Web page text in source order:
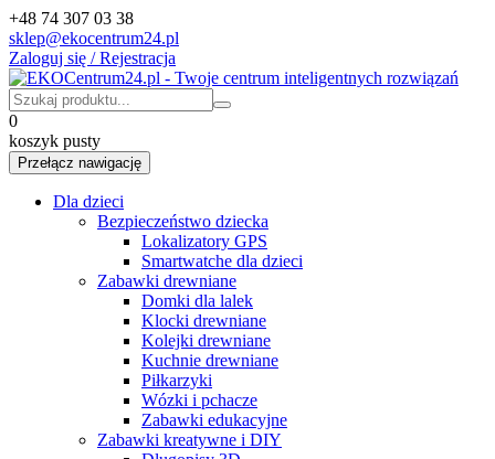
+48 74 307 03 38
sklep@ekocentrum24.pl
Zaloguj się / Rejestracja
0
koszyk pusty
Przełącz nawigację
Dla dzieci
Bezpieczeństwo dziecka
Lokalizatory GPS
Smartwatche dla dzieci
Zabawki drewniane
Domki dla lalek
Klocki drewniane
Kolejki drewniane
Kuchnie drewniane
Piłkarzyki
Wózki i pchacze
Zabawki edukacyjne
Zabawki kreatywne i DIY